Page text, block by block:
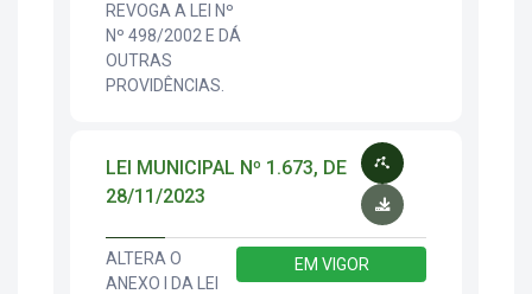
REVOGA A LEI Nº
Nº 498/2002 E DÁ
OUTRAS
PROVIDÊNCIAS.
LEI MUNICIPAL Nº 1.673, DE
28/11/2023
ALTERA O
ANEXO I DA LEI
EM VIGOR